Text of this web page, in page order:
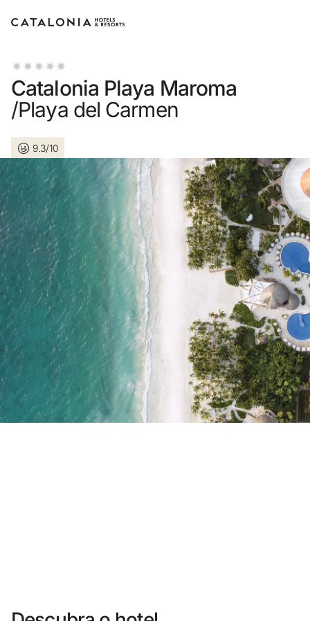
Inicie sessão na sua conta
LOGIN
Esqueceu-se da palavra-passe?
ou utilize uma destas opções
Entre com o Google
Iniciar sessão apenas com e-mail
Você ainda não se cadastrou ?
Criar uma conta
Desfrute dos benefícios de fazer parte de
Catalonia Playa Maroma
/Playa del Carmen
9.3/10